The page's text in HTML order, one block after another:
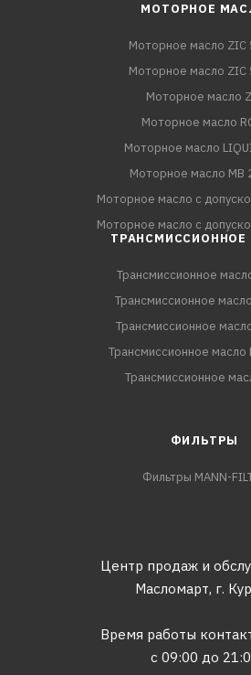
МОТОРНОЕ
Моторное масло ZIC
Моторное масло ZIC
Моторное масло
Моторное масло
Моторное масло
Моторное масло MB
Моторное масло с
Моторное масло с
ТРАНСМИССИОННОЕ
Трансмиссионное
Трансмиссионное
Трансмиссионное
Трансмиссионное масло
Трансмиссионное
ФИЛЬТРЫ
Фильтры MANN-
Центр продаж и
Масломарт, г.
Время работы
с 09:00 до